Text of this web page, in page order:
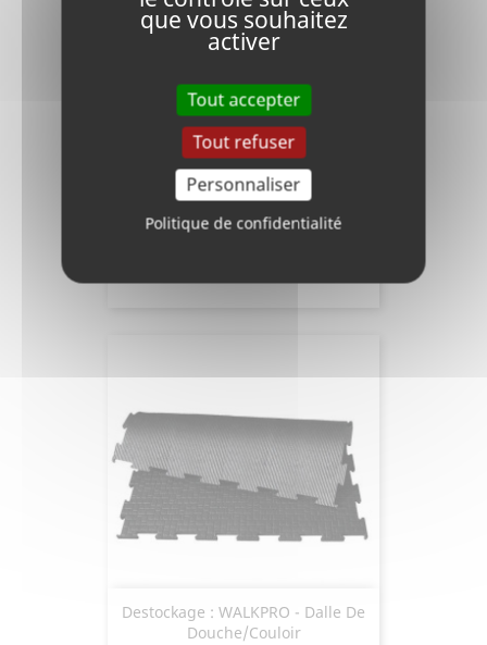
Dalle Pavé Autobloquant
Destockage : WALKPRO - Dalle De
Douche/couloir
que vous souhaitez
activer
Tout accepter
Tout refuser
Personnaliser
Politique de confidentialité